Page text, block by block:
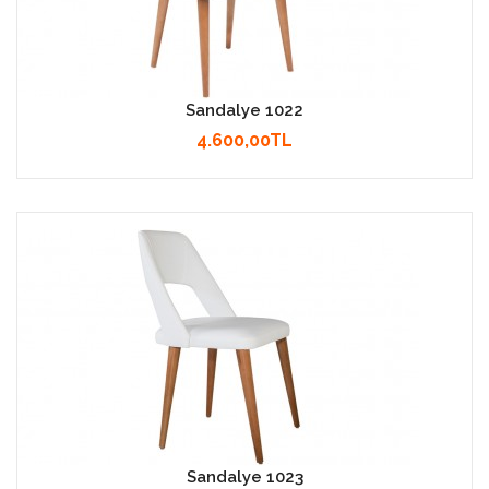
Sandalye 1022
4.600,00TL
Sandalye 1023